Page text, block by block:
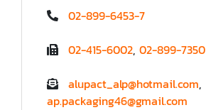
02-899-6453-7
02-415-6002, 02-899-7350
alupact_alp@hotmail.com,
ap.packaging46@gmail.com